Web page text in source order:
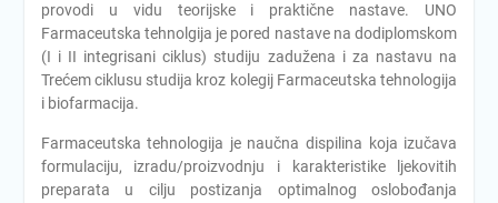
provodi u vidu teorijske i praktične nastave. UNO
Farmaceutska tehnolgija je pored nastave na dodiplomskom
(I i II integrisani ciklus) studiju zadužena i za nastavu na
Trećem ciklusu studija kroz kolegij Farmaceutska tehnologija
i biofarmacija.
Farmaceutska tehnologija je naučna dispilina koja izučava
formulaciju, izradu/proizvodnju i karakteristike ljekovitih
preparata u cilju postizanja optimalnog oslobođanja